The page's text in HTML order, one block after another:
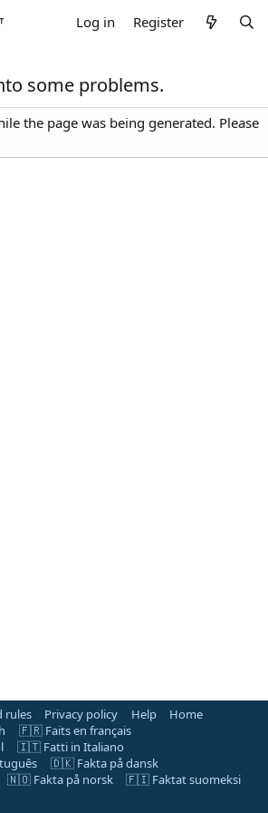
Log in Register
some problems.
the page was being generated. Please
rules Privacy policy Help
Home
🇫🇷 Faits en français
🇮🇹 Fatti in Italiano
🇩🇰 Fakta på dansk
🇳🇴 Fakta på norsk
🇫🇮 Faktat suomeksi